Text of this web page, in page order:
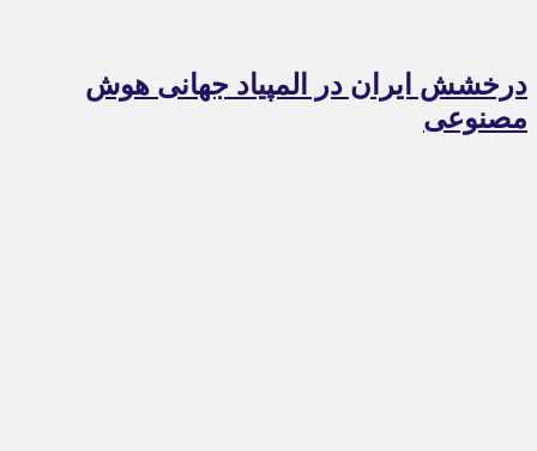
درخشش ایران در المپیاد جهانی هوش
مصنوعی